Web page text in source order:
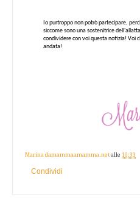
Io purtroppo non potrò partecipare,
siccome sono una sostenitrice
condividere con voi questa notizia! Voi
andata!
Marina damammaamamma.net alle 10:33
Condividi